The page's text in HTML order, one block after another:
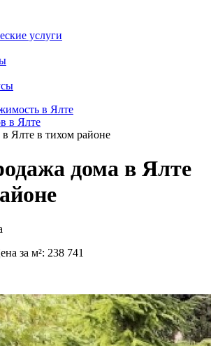
услуги
в Ялте
в Ялте
Ялте в тихом районе
дома в Ялте
за м²: 238 741